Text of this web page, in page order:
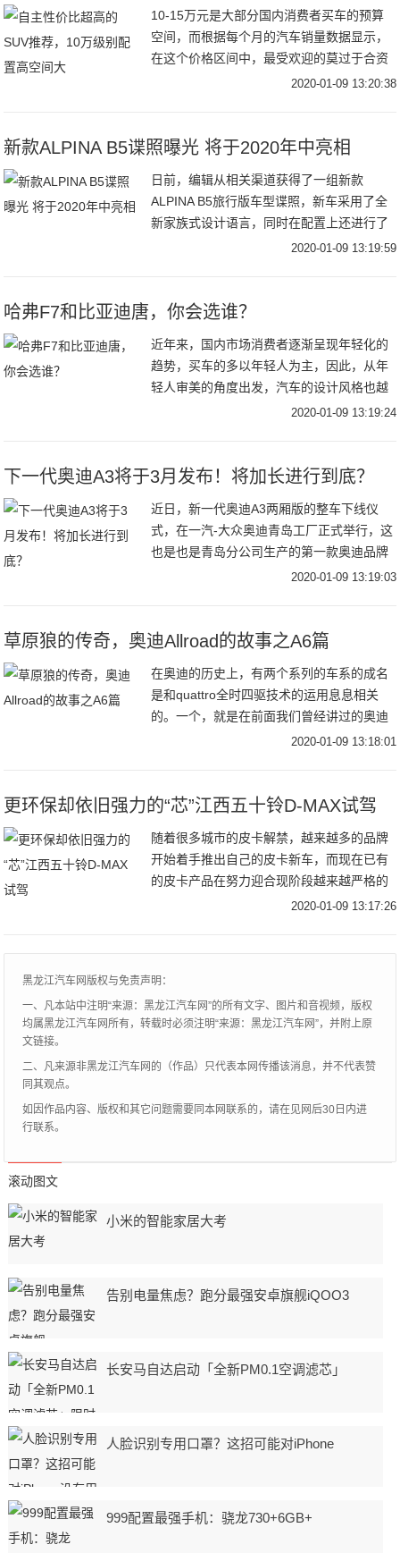
10-15万元是大部分国内消费者买车的预算
空间，而根据每个月的汽车销量数据显示，
在这个价格区间中，最受欢迎的莫过于合资
紧凑型轿车或自主品牌紧凑型SUV。因此我
2020-01-09 13:20:38
新款ALPINA B5谍照曝光 将于2020年中亮相
日前，编辑从相关渠道获得了一组新款
ALPINA B5旅行版车型谍照，新车采用了全
新家族式设计语言，同时在配置上还进行了
提升。据悉，新车将在2020年中旬亮相。外
2020-01-09 13:19:59
哈弗F7和比亚迪唐，你会选谁？
近年来，国内市场消费者逐渐呈现年轻化的
趋势，买车的多以年轻人为主，因此，从年
轻人审美的角度出发，汽车的设计风格也越
来越年轻化、运动化。例如哈弗F系列车型
2020-01-09 13:19:24
下一代奥迪A3将于3月发布！将加长进行到底？
近日，新一代奥迪A3两厢版的整车下线仪
式，在一汽-大众奥迪青岛工厂正式举行，这
也是也是青岛分公司生产的第一款奥迪品牌
车型。同时，根据规划代号为AU381/0CN-
2020-01-09 13:19:03
草原狼的传奇，奥迪Allroad的故事之A6篇
在奥迪的历史上，有两个系列的车系的成名
是和quattro全时四驱技术的运用息息相关
的。一个，就是在前面我们曾经讲过的奥迪
quattro，作为首个搭载奥迪quattro全时四驱
2020-01-09 13:18:01
更环保却依旧强力的“芯”江西五十铃D-MAX试驾
随着很多城市的皮卡解禁，越来越多的品牌
开始着手推出自己的皮卡新车，而现在已有
的皮卡产品在努力迎合现阶段越来越严格的
排放标准，五十铃D-MAX就是众多在售皮卡
2020-01-09 13:17:26
黑龙江汽车网版权与免责声明：
一、凡本站中注明“来源：黑龙江汽车网”的所有文字、图片和音视频，版权
均属黑龙江汽车网所有，转载时必须注明“来源：黑龙江汽车网”，并附上原
文链接。
二、凡来源非黑龙江汽车网的（作品）只代表本网传播该消息，并不代表赞
同其观点。
如因作品内容、版权和其它问题需要同本网联系的，请在见网后30日内进
行联系。
滚动图文
小米的智能家居大考
告别电量焦虑？跑分最强安卓旗舰iQOO3
长安马自达启动「全新PM0.1空调滤芯」
人脸识别专用口罩？这招可能对iPhone
999配置最强手机：骁龙730+6GB+